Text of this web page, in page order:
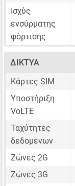
Ισχύς
ενσύρματης
φόρτισης
ΔΊΚΤΥΑ
Κάρτες SIM
Υποστήριξη
VoLTE
Ταχύτητες
δεδομένων
Ζώνες 2G
Ζώνες 3G